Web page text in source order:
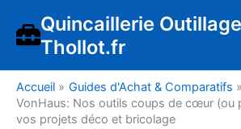
contenu
Quincaillerie Outillage
Thollot.fr
Accueil
Guides d'Achat & Comparatifs
VonHaus: Nos outils coups de cœur (ou
vos projets déco et bricolage